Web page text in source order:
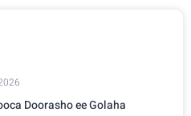
Doorasho ee Golaha